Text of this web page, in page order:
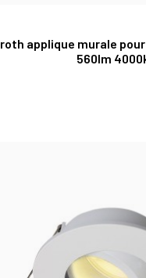
roth applique murale
560lm